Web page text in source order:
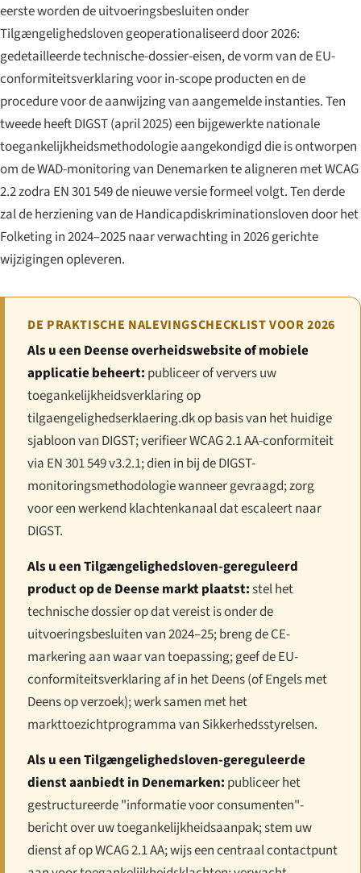
eerste worden de uitvoeringsbesluiten onder
Tilgængelighedsloven geoperationaliseerd door 2026:
gedetailleerde technische-dossier-eisen, de vorm van de EU-
conformiteitsverklaring voor in-scope producten en de
procedure voor de aanwijzing van aangemelde instanties. Ten
tweede heeft DIGST (april 2025) een bijgewerkte nationale
toegankelijkheidsmethodologie aangekondigd die is ontworpen
om de WAD-monitoring van Denemarken te aligneren met WCAG
2.2 zodra EN 301 549 de nieuwe versie formeel volgt. Ten derde
zal de herziening van de Handicapdiskriminationsloven door het
Folketing in 2024–2025 naar verwachting in 2026 gerichte
wijzigingen opleveren.
DE PRAKTISCHE NALEVINGSCHECKLIST VOOR 2026
Als u een Deense overheidswebsite of mobiele
applicatie beheert: publiceer of ververs uw
toegankelijkheidsverklaring op
tilgaengelighedserklaering.dk op basis van het huidige
sjabloon van DIGST; verifieer WCAG 2.1 AA-conformiteit
via EN 301 549 v3.2.1; dien in bij de DIGST-
monitoringsmethodologie wanneer gevraagd; zorg
voor een werkend klachtenkanaal dat escaleert naar
DIGST.
Als u een Tilgængeligheds­loven-gereguleerd
product op de Deense markt plaatst:stel het
technische dossier op dat vereist is onder de
uitvoeringsbesluiten van 2024–25; breng de CE-
markering aan waar van toepassing; geef de EU-
conformiteitsverklaring af in het Deens (of Engels met
Deens op verzoek); werk samen met het
markttoezichtprogramma van Sikkerhedsstyrelsen.
Als u een Tilgængeligheds­loven-gereguleerde
dienst aanbiedt in Denemarken: publiceer het
gestructureerde "informatie voor consumenten"-
bericht over uw toegankelijkheidsaanpak; stem uw
dienst af op WCAG 2.1 AA; wijs een centraal contactpunt